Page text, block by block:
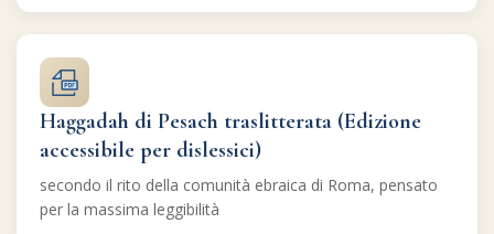
Haggadah di Pesach traslitterata (Edizione
accessibile per dislessici)
secondo il rito della comunità ebraica di Roma, pensato
per la massima leggibilità